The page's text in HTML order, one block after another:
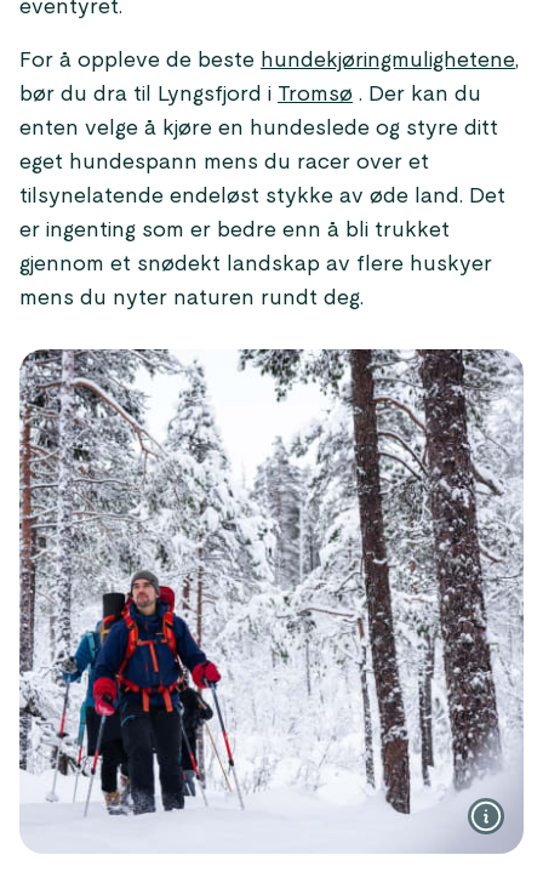
eventyret.
For å oppleve de beste hundekjøringmulighetene,
bør du dra til Lyngsfjord i Tromsø . Der kan du
enten velge å kjøre en hundeslede og styre ditt
eget hundespann mens du racer over et
tilsynelatende endeløst stykke av øde land. Det
er ingenting som er bedre enn å bli trukket
gjennom et snødekt landskap av flere huskyer
mens du nyter naturen rundt deg.